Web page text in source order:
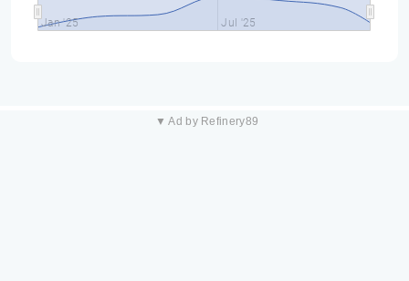
Jan '25 Jul '25
▼ Ad by Refinery89